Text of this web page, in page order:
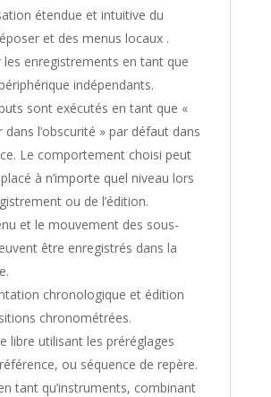
étendue et intuitive du
et des menus locaux .
les enregistrements en tant que
indépendants.
sont exécutés en tant que «
dans l’obscurité » par défaut dans
Le comportement choisi peut
à n’importe quel niveau lors
ou de l’édition.
et le mouvement des sous-
être enregistrés dans la
chronologique et édition
chronométrées.
libre utilisant les préréglages
ou séquence de repère.
tant qu’instruments, combinant